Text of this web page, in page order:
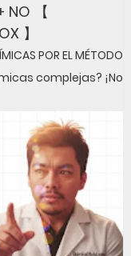
NO 【
】
POR EL MÉTODO
complejas? ¡No